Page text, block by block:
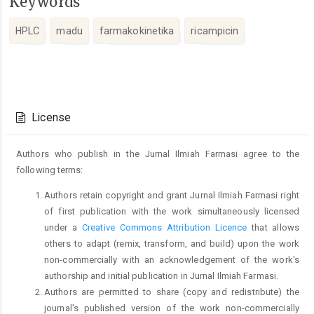
HPLC madu farmakokinetika ricampicin
Details
License
Authors who publish in the Jurnal Ilmiah Farmasi agree to the
following terms:
Authors retain copyright and grant Jurnal Ilmiah Farmasi right
of first publication with the work simultaneously licensed
under aCreative Commons Attribution Licence that allows
others to adapt (remix, transform, and build) upon the work
non-commercially with an acknowledgement of the work's
authorship and initial publication in Jurnal Ilmiah Farmasi.
Authors are permitted to share (copy and redistribute) the
journal's published version of the work non-commercially